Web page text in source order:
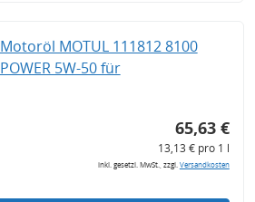
Motoröl MOTUL 111812 8100
POWER 5W-50 für
65,63 €
13,13 € pro 1 l
inkl. gesetzl. MwSt., zzgl.Versandkosten